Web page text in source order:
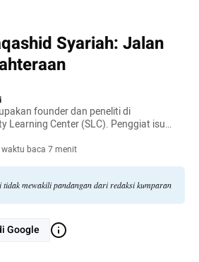
Syariah: Jalan
founder dan peneliti di
Learning Center (SLC). Penggiat isu
waktu baca 7 menit
mewakili pandangan dari redaksi kumparan
Google